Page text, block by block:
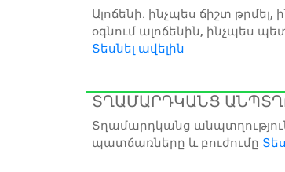
Ալոճենի. ինչպես ճիշտ թրմել,
օգնում ալոճենին, ինչպես
Տեսնել ավելին
ՏՂԱՄԱՐԴԿԱՆՑ
Տղամարդկանց
պատճառները և բուժումը